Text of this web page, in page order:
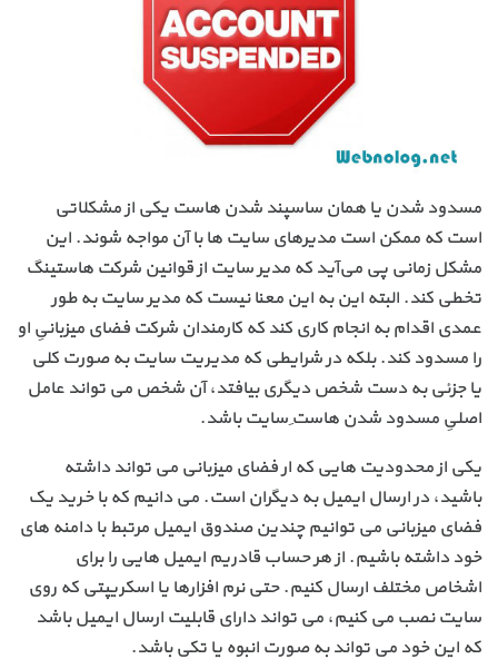
مسدود شدن یا همان ساسپند شدن هاست یکی از مشکلاتی
است که ممکن است مدیرهای سایت ها با آن مواجه شوند. این
مشکل زمانی پی می‌آید که مدیر سایت از قوانین شرکت هاستینگ
تخطی کند. البته این به این معنا نیست که مدیر سایت به طور
عمدی اقدام به انجام کاری کند که کارمندان شرکت فضای میزبانیِ او
را مسدود کند. بلکه در شرایطی که مدیریت سایت به صورت کلی
یا جزئی به دست شخص دیگری بیافتد، آن شخص می تواند عامل
اصلیِ مسدود شدن هاستِ سایت باشد.
یکی از محدودیت هایی که ار فضای میزبانی می تواند داشته
باشید، در ارسال ایمیل به دیگران است. می دانیم که با خرید یک
فضای میزبانی می توانیم چندین صندوق ایمیل مرتبط با دامنه های
خود داشته باشیم. از هر حساب قادریم ایمیل هایی را برای
اشخاص مختلف ارسال کنیم. حتی نرم افزارها یا اسکریپتی که روی
سایت نصب می کنیم، می تواند دارای قابلیت ارسال ایمیل باشد
که این خود می تواند به صورت انبوه یا تکی باشد.